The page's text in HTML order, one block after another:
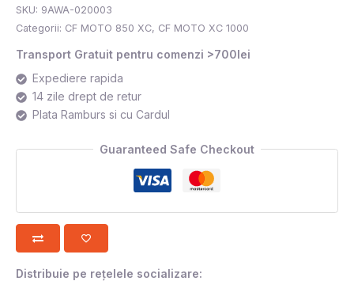
SKU: 9AWA-020003
Categorii: CF MOTO 850 XC, CF MOTO XC 1000
Transport Gratuit pentru comenzi >700lei
Expediere rapida
14 zile drept de retur
Plata Ramburs si cu Cardul
Guaranteed Safe Checkout
Distribuie pe rețelele socializare: